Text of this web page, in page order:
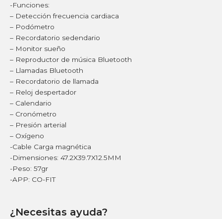
-Funciones:
– Detección frecuencia cardiaca
– Podómetro
– Recordatorio sedendario
– Monitor sueño
– Reproductor de música Bluetooth
– Llamadas Bluetooth
– Recordatorio de llamada
– Reloj despertador
– Calendario
– Cronómetro
– Presión arterial
– Oxígeno
-Cable Carga magnética
-Dimensiones: 47.2X39.7X12.5MM
-Peso: 57gr
-APP: CO-FIT
¿Necesitas ayuda?